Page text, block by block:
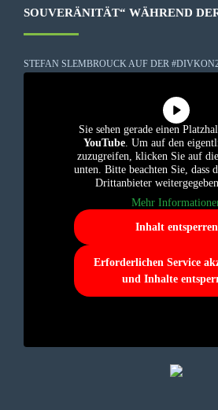
SOUVERÄNITÄT“ WÄHREND
STEFAN SLEMBROUCK AUF DER
Sie sehen gerade einen
YouTube. Um auf den
zuzugreifen, klicken Sie auf
unten. Bitte beachten Sie, dass
Drittanbieter
Mehr
Inhalt entsperren
Erforderlichen Service
und Inhalte